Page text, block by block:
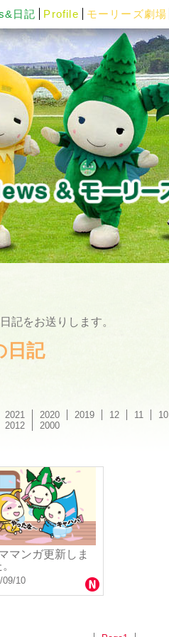
日記 Profile モーリーズ劇場
記をお送りします。
日記
2021 2020 2019 12 11 10
2012 2000
マンガ更新しま
09/10